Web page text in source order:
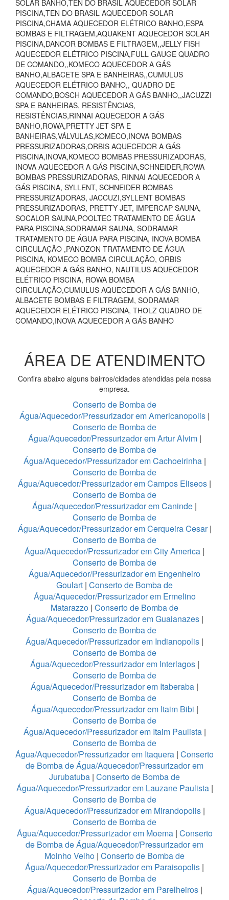
SOLAR BANHO,TEN DO BRASIL AQUECEDOR SOLAR
PISCINA,TEN DO BRASIL AQUECEDOR SOLAR
PISCINA,CHAMA AQUECEDOR ELÉTRICO BANHO,ESPA
BOMBAS E FILTRAGEM,AQUAKENT AQUECEDOR SOLAR
PISCINA,DANCOR BOMBAS E FILTRAGEM,,JELLY FISH
AQUECEDOR ELÉTRICO PISCINA,FULL GAUGE QUADRO
DE COMANDO,,KOMECO AQUECEDOR A GÁS
BANHO,ALBACETE SPA E BANHEIRAS,,CUMULUS
AQUECEDOR ELÉTRICO BANHO,, QUADRO DE
COMANDO,BOSCH AQUECEDOR A GÁS BANHO,,JACUZZI
SPA E BANHEIRAS, RESISTÊNCIAS,
RESISTÊNCIAS,RINNAI AQUECEDOR A GÁS
BANHO,ROWA,PRETTY JET SPA E
BANHEIRAS,VÁLVULAS,KOMECO,INOVA BOMBAS
PRESSURIZADORAS,ORBIS AQUECEDOR A GÁS
PISCINA,INOVA,KOMECO BOMBAS PRESSURIZADORAS,
INOVA AQUECEDOR A GÁS PISCINA,SCHNEIDER,ROWA
BOMBAS PRESSURIZADORAS, RINNAI AQUECEDOR A
GÁS PISCINA, SYLLENT, SCHNEIDER BOMBAS
PRESSURIZADORAS, JACCUZI,SYLLENT BOMBAS
PRESSURIZADORAS, PRETTY JET, IMPERCAP SAUNA,
SOCALOR SAUNA,POOLTEC TRATAMENTO DE ÁGUA
PARA PISCINA,SODRAMAR SAUNA, SODRAMAR
TRATAMENTO DE ÁGUA PARA PISCINA, INOVA BOMBA
CIRCULAÇÃO ,PANOZON TRATAMENTO DE ÁGUA
PISCINA, KOMECO BOMBA CIRCULAÇÃO, ORBIS
AQUECEDOR A GÁS BANHO, NAUTILUS AQUECEDOR
ELÉTRICO PISCINA, ROWA BOMBA
CIRCULAÇÃO,CUMULUS AQUECEDOR A GÁS BANHO,
ALBACETE BOMBAS E FILTRAGEM, SODRAMAR
AQUECEDOR ELÉTRICO PISCINA, THOLZ QUADRO DE
COMANDO,INOVA AQUECEDOR A GÁS BANHO
ÁREA DE ATENDIMENTO
Confira abaixo alguns bairros/cidades atendidas pela nossa
empresa.
Conserto de Bomba de
Água/Aquecedor/Pressurizador em Americanopolis |
Conserto de Bomba de
Água/Aquecedor/Pressurizador em Artur Alvim |
Conserto de Bomba de
Água/Aquecedor/Pressurizador em Cachoeirinha|
Conserto de Bomba de
Água/Aquecedor/Pressurizador em Campos Eliseos |
Conserto de Bomba de
Água/Aquecedor/Pressurizador em Caninde |
Conserto de Bomba de
Água/Aquecedor/Pressurizador em Cerqueira Cesar|
Conserto de Bomba de
Água/Aquecedor/Pressurizador em City America |
Conserto de Bomba de
Água/Aquecedor/Pressurizador em Engenheiro
Goulart | Conserto de Bomba de
Água/Aquecedor/Pressurizador em Ermelino
Matarazzo | Conserto de Bomba de
Água/Aquecedor/Pressurizador em Guaianazes|
Conserto de Bomba de
Água/Aquecedor/Pressurizador em Indianopolis |
Conserto de Bomba de
Água/Aquecedor/Pressurizador em Interlagos|
Conserto de Bomba de
Água/Aquecedor/Pressurizador em Itaberaba |
Conserto de Bomba de
Água/Aquecedor/Pressurizador em Itaim Bibi |
Conserto de Bomba de
Água/Aquecedor/Pressurizador em Itaim Paulista |
Conserto de Bomba de
Água/Aquecedor/Pressurizador em Itaquera | Conserto
de Bomba de Água/Aquecedor/Pressurizador em
Jurubatuba | Conserto de Bomba de
Água/Aquecedor/Pressurizador em Lauzane Paulista |
Conserto de Bomba de
Água/Aquecedor/Pressurizador em Mirandopolis|
Conserto de Bomba de
Água/Aquecedor/Pressurizador em Moema| Conserto
de Bomba de Água/Aquecedor/Pressurizador em
Moinho Velho | Conserto de Bomba de
Água/Aquecedor/Pressurizador em Paraisopolis |
Conserto de Bomba de
Água/Aquecedor/Pressurizador em Parelheiros|